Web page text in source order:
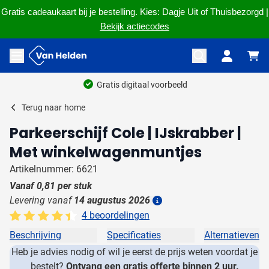
Gratis cadeaukaart bij je bestelling. Kies: Dagje Uit of Thuisbezorgd |
Bekijk actiecodes
Ga naar de inhoud
Menu openen
Terug naar home
Parkeerschijf Cole | IJskrabber |
Met winkelwagenmuntjes
Artikelnummer: 6621
Vanaf0,81 per stuk
Levering vanaf 14 augustus 2026
4 beoordelingen
Beschrijving
Specificaties
Alternatieven
Heb je advies nodig of wil je eerst de prijs weten voordat je
bestelt? Ontvang een gratis offerte binnen 2 uur.